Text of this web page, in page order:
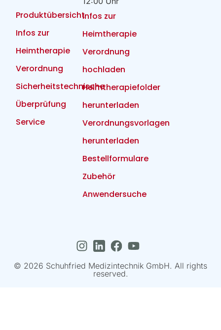
Produktübersicht
Infos zur
Heimtherapie
Verordnung
Sicherheitstechnische
Überprüfung
Service
Infos zur
Heimtherapie
Verordnung
hochladen
Heimtherapiefolder
herunterladen
Verordnungsvorlagen
herunterladen
Bestellformulare
Zubehör
Anwendersuche
© 2026 Schuhfried Medizintechnik GmbH. All rights
reserved.